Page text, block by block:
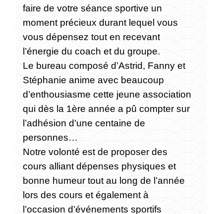
faire de votre séance sportive un
moment précieux durant lequel vous
vous dépensez tout en recevant
l’énergie du coach et du groupe.
Le bureau composé d’Astrid, Fanny et
Stéphanie anime avec beaucoup
d’enthousiasme cette jeune association
qui dès la 1ère année a pû compter sur
l’adhésion d’une centaine de
personnes…
Notre volonté est de proposer des
cours alliant dépenses physiques et
bonne humeur tout au long de l’année
lors des cours et également à
l’occasion d’événements sportifs